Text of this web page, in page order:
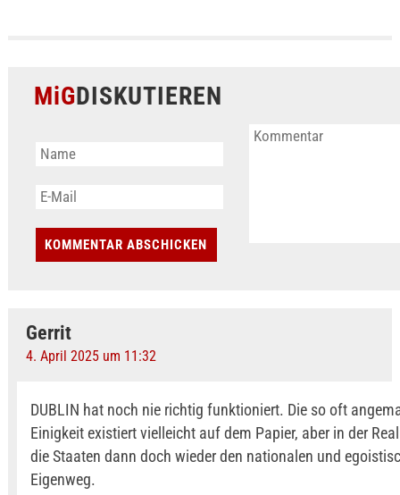
MiGDISKUTIEREN
Gerrit
4. April 2025 um 11:32
DUBLIN hat noch nie richtig funktioniert. Die so oft
Einigkeit existiert vielleicht auf dem Papier, aber in der
die Staaten dann doch wieder den nationalen und
Eigenweg.